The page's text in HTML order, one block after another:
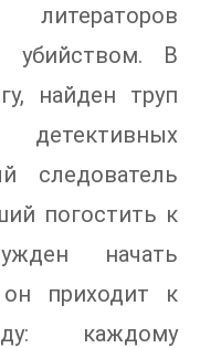
убийством. В
найден труп
следователь
погостить к
начать
он приходит к
каждому